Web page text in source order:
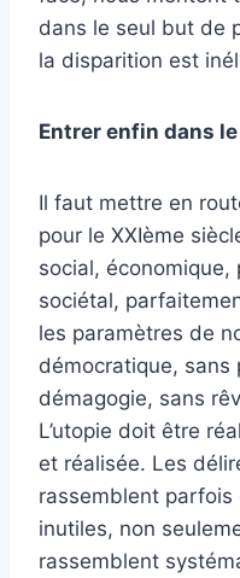
dans le seul but de
la disparition est
Entrer enfin dans
Il faut mettre en
pour le XXIème
social, économique,
sociétal,
les paramètres de
démocratique, sans
démagogie, sans
L’utopie doit être
et réalisée. Les
rassemblent
inutiles, non
rassemblent